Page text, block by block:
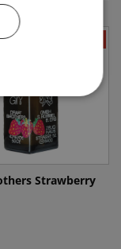
Strawberry